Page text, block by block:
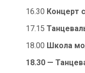
16.30 Концерт
17.15
18.00 Школа
18.30 —